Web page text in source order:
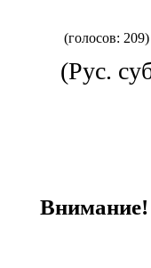
(голосов: 209)
(Рус.
Внимание!